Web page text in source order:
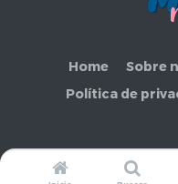
Home Sobre
Política de
Copyright ©